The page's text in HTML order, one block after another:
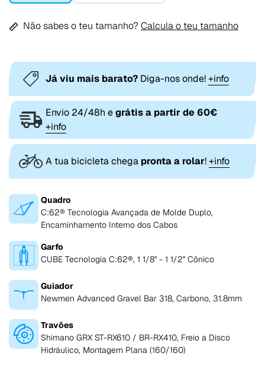
Não sabes o teu tamanho? Calcula o teu tamanho
Já viu mais barato? Diga-nos onde!+info
Envio 24/48h egrátis a partir de 60€
+info
A tua bicicleta chega pronta a rolar!+info
Quadro
C:62® Tecnologia Avançada de Molde Duplo,
Encaminhamento Interno dos Cabos
Garfo
CUBE Tecnologia C:62®, 1 1/8" - 1 1/2" Cônico
Guiador
Newmen Advanced Gravel Bar 318, Carbono, 31.8mm
Travões
Shimano GRX ST-RX610 / BR-RX410, Freio a Disco
Hidráulico, Montagem Plana (160/160)